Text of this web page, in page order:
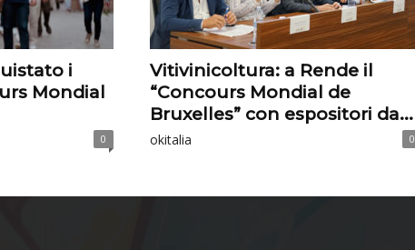
i
Mondial
0
Vitivinicoltura: a Rende il
“Concours Mondial de
Bruxelles” con espositori da...
okitalia 0